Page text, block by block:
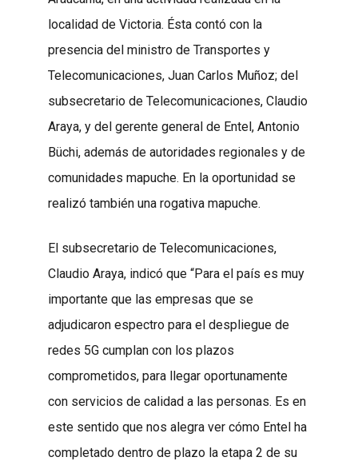
localidad de Victoria. Ésta contó con la
presencia del ministro de Transportes y
Telecomunicaciones, Juan Carlos Muñoz; del
subsecretario de Telecomunicaciones, Claudio
Araya, y del gerente general de Entel, Antonio
Büchi, además de autoridades regionales y de
comunidades mapuche. En la oportunidad se
realizó también una rogativa mapuche.
El subsecretario de Telecomunicaciones,
Claudio Araya, indicó que “Para el país es muy
importante que las empresas que se
adjudicaron espectro para el despliegue de
redes 5G cumplan con los plazos
comprometidos, para llegar oportunamente
con servicios de calidad a las personas. Es en
este sentido que nos alegra ver cómo Entel ha
completado dentro de plazo la etapa 2 de su